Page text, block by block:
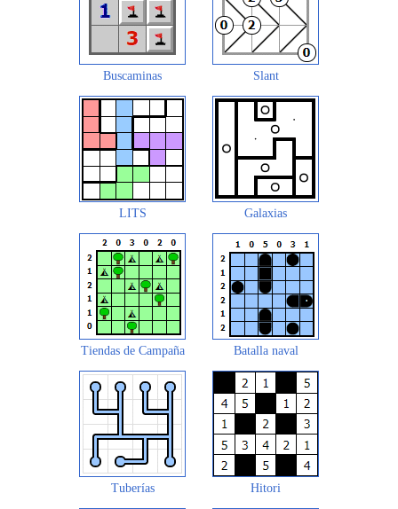
Buscaminas Slant
LITS Galaxias
Tiendas de Campaña Batalla naval
Tuberías Hitori